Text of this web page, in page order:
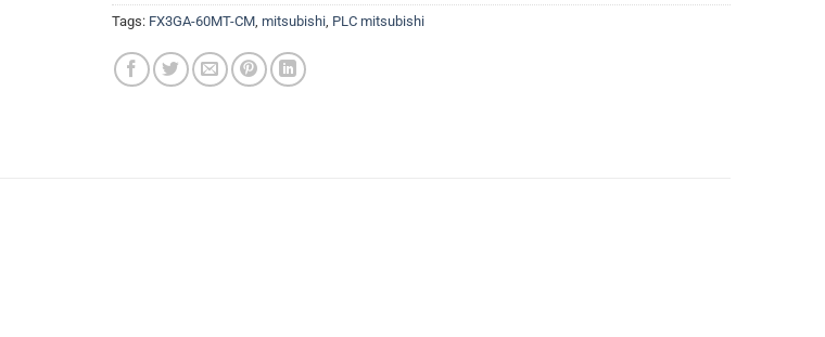
Tags: FX3GA-60MT-CM mitsubishi PLC mitsubishi